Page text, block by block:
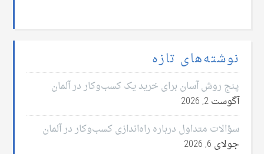
نوشته‌های تازه
پنج روش آسان برای خرید یک کسب‌وکار در آلمان
آگوست 2, 2026
سؤالات متداول درباره راه‌اندازی کسب‌وکار در آلمان
جولای 6, 2026